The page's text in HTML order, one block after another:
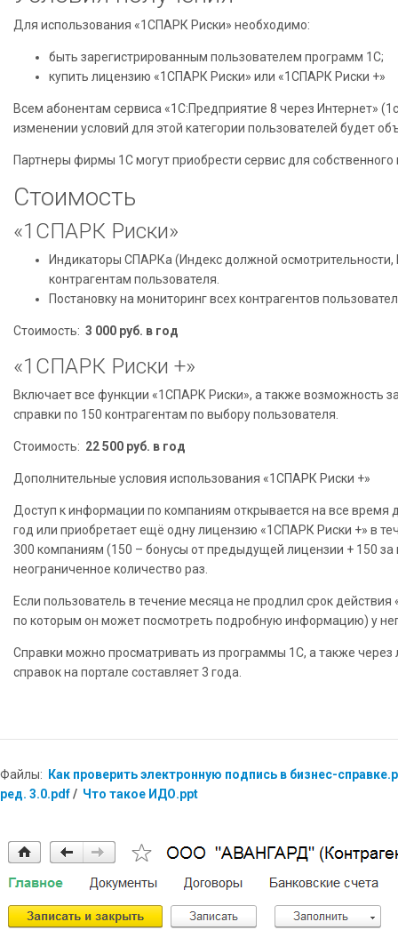
Для использования «1СПАРК Риски» необходимо:
быть зарегистрированным пользователем программ 1С;
купить лицензию «1СПАРК Риски» или «1СПАРК Риски +»
Всем абонентам сервиса «1С:Предприятие 8 через Интернет»
изменении условий для этой категории пользователей будет
Партнеры фирмы 1С могут приобрести сервис для собственного
Стоимость
«1СПАРК Риски»
Индикаторы СПАРКа (Индекс должной
контрагентам пользователя.
Постановку на мониторинг всех контрагентов
Стоимость: 3 000 руб. в год
«1СПАРК Риски +»
Включает все функции «1СПАРК Риски», а также возможность
справки по 150 контрагентам по выбору пользователя.
Стоимость: 22 500 руб. в год
Дополнительные условия использования «1СПАРК Риски +»
Доступ к информации по компаниям открывается на все время
год или приобретает ещё одну лицензию «1СПАРК Риски +» в
300 компаниям (150 – бонусы от предыдущей лицензии + 150
неограниченное количество раз.
Если пользователь в течение месяца не продлил срок
по которым он может посмотреть подробную информацию) у
Справки можно просматривать из программы 1С, а также
справок на портале составляет 3 года.
Файлы:
Как проверить электронную подпись в бизнес-
ред. 3.0.pdf/ Что такое ИДО.ppt